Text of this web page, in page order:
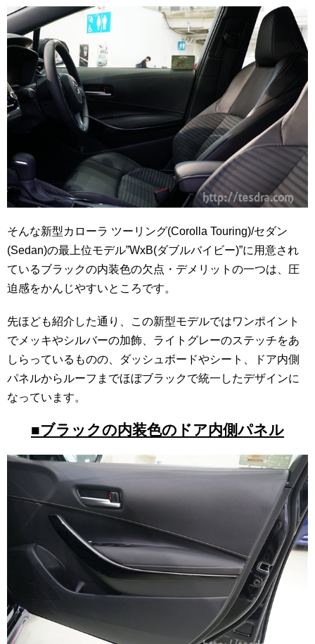
そんな新型カローラ ツーリング(Corolla Touring)/セダン
(Sedan)の最上位モデル”WxB(ダブルバイビー)”に用意され
ているブラックの内装色の欠点・デメリットの一つは、圧
迫感をかんじやすいところです。
先ほども紹介した通り、この新型モデルではワンポイント
でメッキやシルバーの加飾、ライトグレーのステッチをあ
しらっているものの、ダッシュボードやシート、ドア内側
パネルからルーフまでほぼブラックで統一したデザインに
なっています。
■ブラックの内装色のドア内側パネル